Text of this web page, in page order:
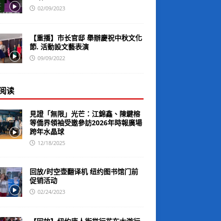
02/09/2023
【重播】市长官邸 舉辦慶祝中秋文化
節. 活動設文藝表演
09/09/2022
读
見證「無限」光芒：江錦鑫、陳鍵榕
等僑界領袖受邀參訪2026年時報廣場
跨年水晶球
12/18/2025
回放/时空壶翻译机 纽约图书馆门前
促销活动
02/24/2023